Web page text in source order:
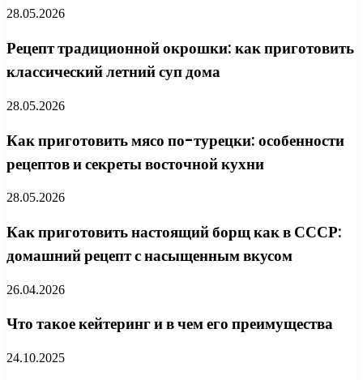
28.05.2026
Рецепт традиционной окрошки: как приготовить
классический летний суп дома
28.05.2026
Как приготовить мясо по-турецки: особенности
рецептов и секреты восточной кухни
28.05.2026
Как приготовить настоящий борщ как в СССР:
домашний рецепт с насыщенным вкусом
26.04.2026
Что такое кейтеринг и в чем его преимущества
24.10.2025